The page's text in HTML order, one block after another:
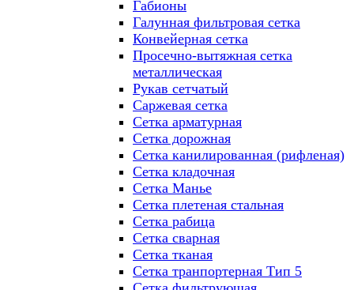
Габионы
Галунная фильтровая сетка
Конвейерная сетка
Просечно-вытяжная сетка
металлическая
Рукав сетчатый
Саржевая сетка
Сетка арматурная
Сетка дорожная
Сетка канилированная (рифленая)
Сетка кладочная
Сетка Манье
Сетка плетеная стальная
Сетка рабица
Сетка сварная
Сетка тканая
Сетка транпортерная Тип 5